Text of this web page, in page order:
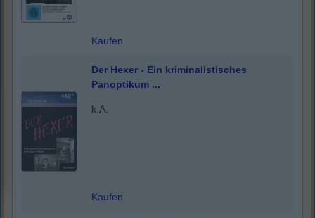
Kaufen
Der Hexer - Ein kriminalistisches
Panoptikum ...
k.A.
Kaufen